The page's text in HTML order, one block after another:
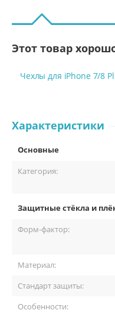
Этот товар
Чехлы для iPhone 7/8
Характеристики
Основные
Категория:
Защитные стёкла и
Форм-фактор:
Материал:
Стандарт защиты:
Особенности: